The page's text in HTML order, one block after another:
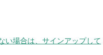
い場合は、サインアップして